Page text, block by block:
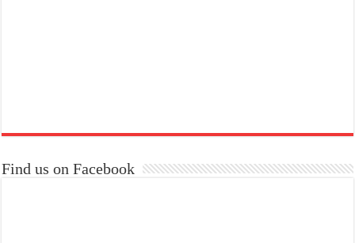
Find us on Facebook